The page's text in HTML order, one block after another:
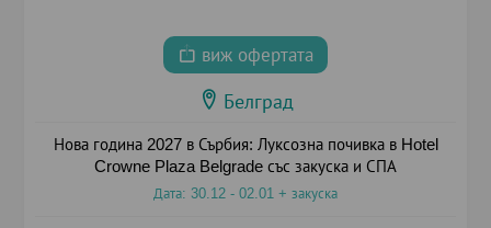
виж офертата
Белград
Нова година 2027 в Сърбия: Луксозна почивка в Hotel
Crowne Plaza Belgrade със закуска и СПА
Дата: 30.12 - 02.01 + закуска